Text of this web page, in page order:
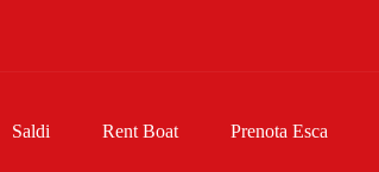
Saldi Rent Boat Prenota Esca